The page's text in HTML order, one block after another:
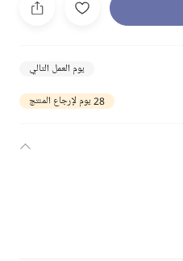
يوم العمل التالي
28 يوم لإرجاع المنتج